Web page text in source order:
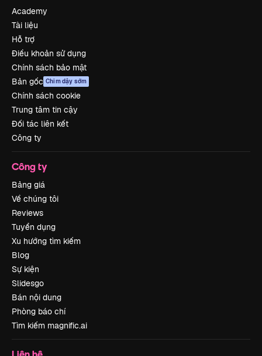
Academy
Tài liệu
Hỗ trợ
Điều khoản sử dụng
Chính sách bảo mật
Bản gốc Chim dậy sớm
Chính sách cookie
Trung tâm tin cậy
Đối tác liên kết
Công ty
Công ty
Bảng giá
Về chúng tôi
Reviews
Tuyển dụng
Xu hướng tìm kiếm
Blog
Sự kiện
Slidesgo
Bán nội dung
Phòng báo chí
Tìm kiếm magnific.ai